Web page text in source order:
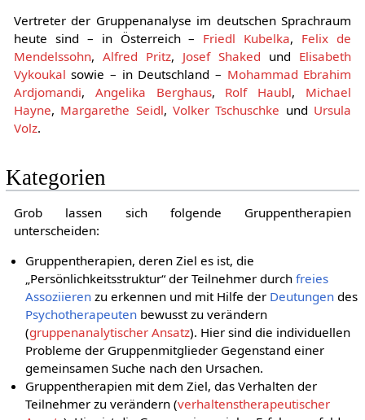
Vertreter der Gruppenanalyse im deutschen Sprachraum
heute sind – in Österreich – Friedl Kubelka, Felix de
Mendelssohn, Alfred Pritz, Josef Shaked und Elisabeth
Vykoukal sowie – in Deutschland – Mohammad Ebrahim
Ardjomandi, Angelika Berghaus, Rolf Haubl, Michael
Hayne, Margarethe Seidl, Volker Tschuschke und Ursula
Volz.
Kategorien
Grob lassen sich folgende Gruppentherapien
unterscheiden:
Gruppentherapien, deren Ziel es ist, die
„Persönlichkeitsstruktur“ der Teilnehmer durchfreies
Assoziieren zu erkennen und mit Hilfe der Deutungen des
Psychotherapeuten bewusst zu verändern
(gruppenanalytischer Ansatz). Hier sind die individuellen
Probleme der Gruppenmitglieder Gegenstand einer
gemeinsamen Suche nach den Ursachen.
Gruppentherapien mit dem Ziel, das Verhalten der
Teilnehmer zu verändern (verhaltenstherapeutischer